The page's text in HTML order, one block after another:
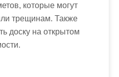
которые могут
трещинам. Также
доску на открытом